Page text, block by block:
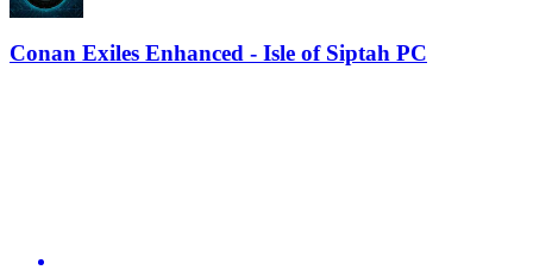
Conan Exiles Enhanced - Isle of Siptah PC